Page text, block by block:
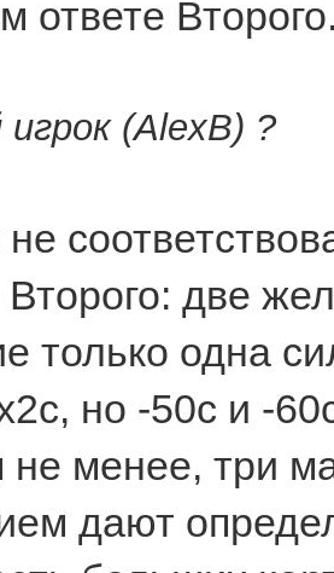
ответе
(AlexB) ?
две
только одна
но -50с и -
не менее, три
дают